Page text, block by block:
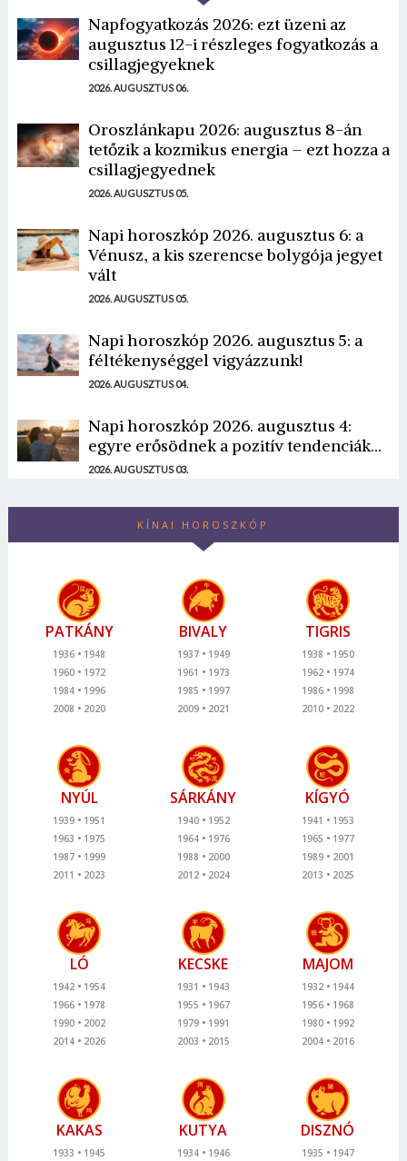
Napfogyatkozás 2026: ezt üzeni az
augusztus 12-i részleges fogyatkozás a
csillagjegyeknek
2026. AUGUSZTUS 06.
Oroszlánkapu 2026: augusztus 8-án
tetőzik a kozmikus energia – ezt hozza a
csillagjegyednek
2026. AUGUSZTUS 05.
Napi horoszkóp 2026. augusztus 6: a
Vénusz, a kis szerencse bolygója jegyet
vált
2026. AUGUSZTUS 05.
Napi horoszkóp 2026. augusztus 5: a
féltékenységgel vigyázzunk!
2026. AUGUSZTUS 04.
Napi horoszkóp 2026. augusztus 4:
egyre erősödnek a pozitív tendenciák...
2026. AUGUSZTUS 03.
KÍNAI HOROSZKÓP
PATKÁNY
1936
1948
1960
1972
1984
1996
2008
2020
BIVALY
1937
1949
1961
1973
1985
1997
2009
2021
TIGRIS
1938
1950
1962
1974
1986
1998
2010
2022
NYÚL
1939
1951
1963
1975
1987
1999
2011
2023
SÁRKÁNY
1940
1952
1964
1976
1988
2000
2012
2024
KÍGYÓ
1941
1953
1965
1977
1989
2001
2013
2025
LÓ
1942
1954
1966
1978
1990
2002
2014
2026
KECSKE
1931
1943
1955
1967
1979
1991
2003
2015
MAJOM
1932
1944
1956
1968
1980
1992
2004
2016
KAKAS
1933
1945
KUTYA
1934
1946
DISZNÓ
1935
1947